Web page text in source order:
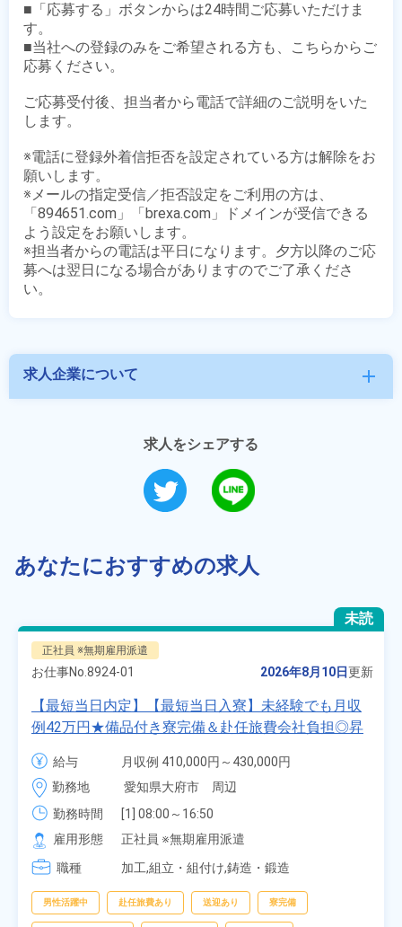
■「応募する」ボタンからは24時間ご応募いただけま
す。
■当社への登録のみをご希望される方も、こちらからご
応募ください。
ご応募受付後、担当者から電話で詳細のご説明をいた
します。
※電話に登録外着信拒否を設定されている方は解除をお
願いします。
※メールの指定受信／拒否設定をご利用の方は、
「894651.com」「brexa.com」ドメインが受信できる
よう設定をお願いします。
※担当者からの電話は平日になります。夕方以降のご応
募へは翌日になる場合がありますのでご了承くださ
求人企業について add
求人をシェアする
あなたにおすすめの求人
未読
正社員 ※無期雇用派遣
お仕事No. 8924-01 2026年8月10日更新
【最短当日内定】【最短当日入寮】未経験でも月収
例42万円★備品付き寮完備＆赴任旅費会社負担◎昇
給・業績賞与あり！組立や塗装など自動車製造の各
種作業！《愛知県大府市》
給与
月収例 410,000円～430,000円
月給 277,000円～277,000円
勤務地
愛知県大府市　周辺
勤務時間
[1] 08:00～16:50
[2] 06:25～15:10
[3] 17:05～01:50
雇用形態
正社員 ※無期雇用派遣
職種
加工,組立・組付け,鋳造・鍛造
男性活躍中 赴任旅費あり 送迎あり 寮完備